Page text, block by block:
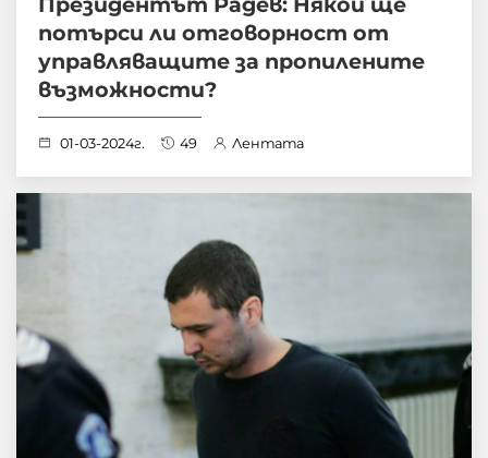
потърси ли отговорност от
управляващите за пропилените
възможности?
01-03-2024г. 49 Лентата